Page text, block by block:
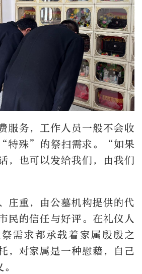
服务，工作人员一般不会收
特殊”的祭扫需求。“如果
，也可以发给我们，由我们
庄重，由公墓机构提供的代
民的信任与好评。在礼仪人
需求都承载着家属殷殷之
，对家属是一种慰藉，自己